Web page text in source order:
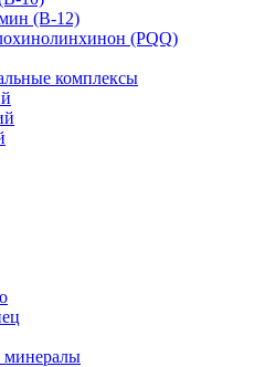
(B-12)
(PQQ)
комплексы
минералы